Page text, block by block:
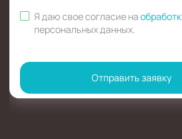
Я даю свое согласие на
персональных данных.
Отправить заявку